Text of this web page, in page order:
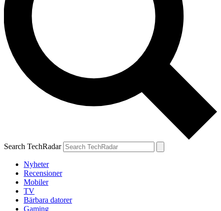
Search TechRadar
Nyheter
Recensioner
Mobiler
TV
Bärbara datorer
Gaming